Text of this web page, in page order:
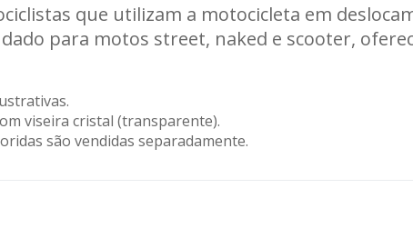
que utilizam a motocicleta em
para motos street, naked e scooter,
viseira cristal (transparente).
são vendidas separadamente.